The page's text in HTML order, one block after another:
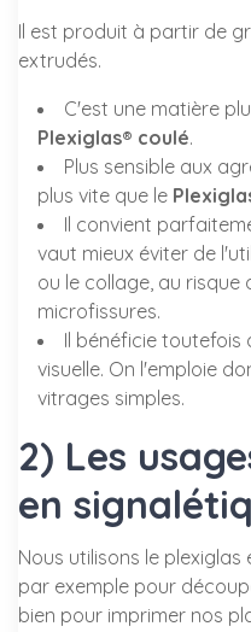
Il est produit à partir de
extrudés.
C'est une matière
Plexiglas® coulé.
Plus sensible aux
plus vite que le
Il convient
vaut mieux éviter de
ou le collage, au
microfissures.
Il bénéficie
visuelle. On l'emploie
vitrages simples.
2) Les
en
Nous utilisons le
par exemple pour
bien pour imprimer nos